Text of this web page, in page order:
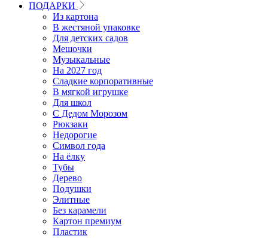
ПОДАРКИ
Из картона
В жестяной упаковке
Для детских садов
Мешочки
Музыкальные
На 2027 год
Сладкие корпоративные
В мягкой игрушке
Для школ
С Дедом Морозом
Рюкзаки
Недорогие
Символ года
На ёлку
Тубы
Дерево
Подушки
Элитные
Без карамели
Картон премиум
Пластик